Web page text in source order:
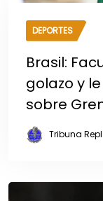
DEPORTES
Brasil:
golazo y
sobre
Tribuna